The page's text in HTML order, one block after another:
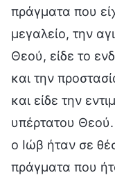
πράγματα που
μεγαλείο, την
Θεού, είδε το
και την
και είδε την
υπέρτατου
ο Ιώβ ήταν σε
πράγματα που